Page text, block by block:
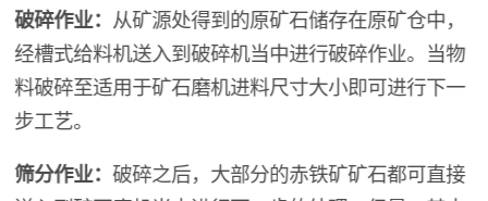
破碎作业： 从矿源处得到的原矿石储存在原矿仓中，
经槽式给料机送入到破碎机当中进行破碎作业。当物
料破碎至适用于矿石磨机进料尺寸大小即可进行下一
步工艺。
筛分作业：破碎之后，大部分的赤铁矿矿石都可直接